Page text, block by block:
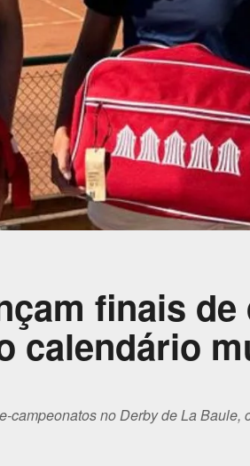
finais de
calendário
no Derby de La Baule,